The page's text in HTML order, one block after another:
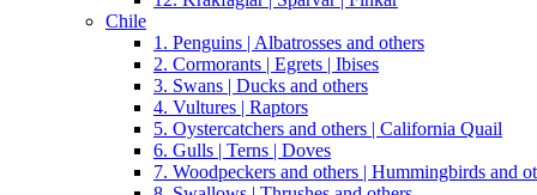
Chile
1. Penguins | Albatrosses and others
2. Cormorants | Egrets | Ibises
3. Swans | Ducks and others
4. Vultures | Raptors
5. Oystercatchers and others | California Quail
6. Gulls | Terns | Doves
7. Woodpeckers and others | Hummingbirds and